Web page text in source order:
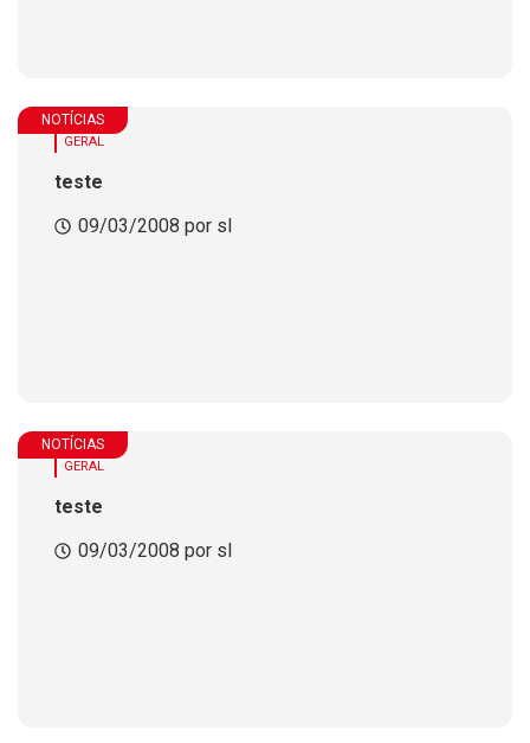
NOTÍCIAS
GERAL
teste
09/03/2008 por sl
NOTÍCIAS
GERAL
teste
09/03/2008 por sl